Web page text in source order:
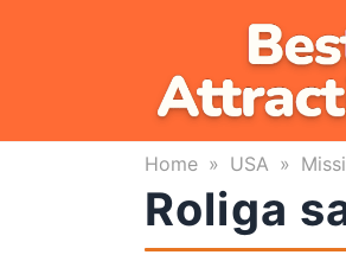
Home » USA »
Roliga